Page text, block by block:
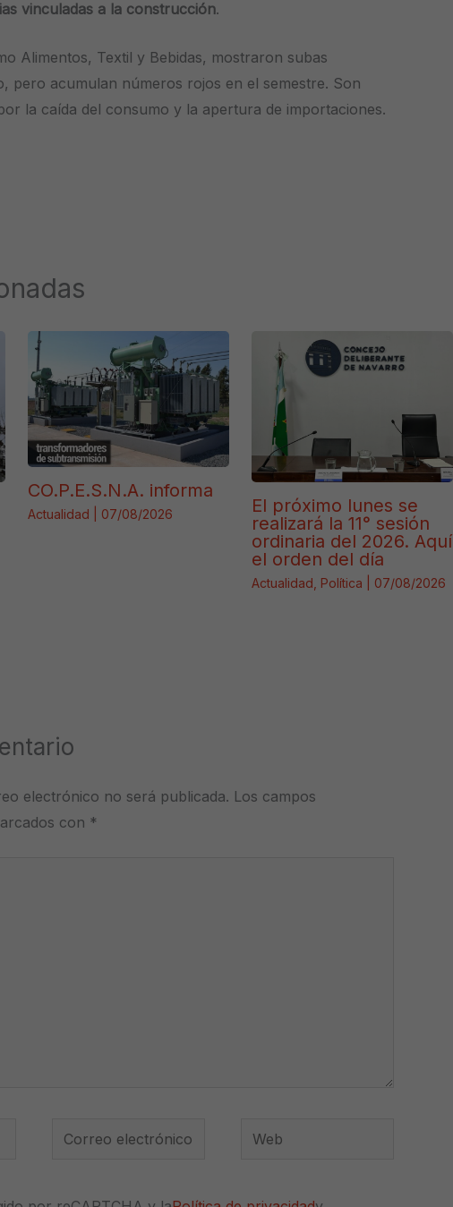
vinculadas a la construcción.
Alimentos, Textil y Bebidas, mostraron subas
pero acumulan números rojos en el semestre. Son
la caída del consumo y la apertura de importaciones.
CO.P.E.S.N.A. informa
Actualidad 07/08/2026
El próximo lunes se
realizará la 11° sesión
ordinaria del 2026. Aquí
el orden del día
Actualidad Política 07/08/2026
electrónico no será publicada. Los campos
con *
Correo
Web